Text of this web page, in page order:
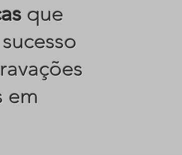
que
em